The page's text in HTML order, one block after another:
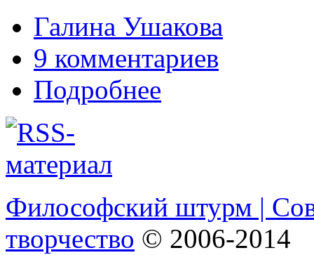
Галина Ушакова
9 комментариев
Подробнее
Философский штурм |
творчество © 2006-2014